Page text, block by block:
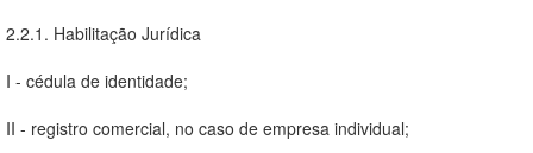
2.2.1. Habilitação Jurídica
I - cédula de identidade;
II - registro comercial, no caso de empresa individual;